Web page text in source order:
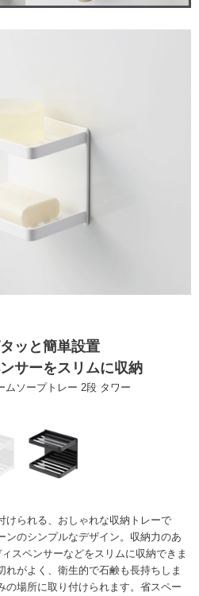
ッと簡単設置
サーをスリムに収納
ムソープトレー 2段 タワー
けられる、おしゃれな収納トレーで
ンのシンプルなデザイン。収納力のあ
スペンサーなどをスリムに収納できま
がよく、衛生的で石鹸も長持ちしま
の場所に取り付けられます。省スペー